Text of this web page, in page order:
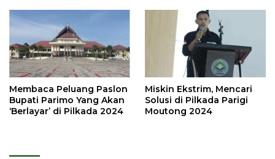
Membaca Peluang Paslon
Bupati Parimo Yang Akan
‘Berlayar’ di Pilkada 2024
Miskin Ekstrim, Mencari
Solusi di Pilkada Parigi
Moutong 2024